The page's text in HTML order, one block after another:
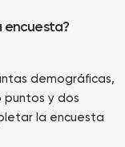
encuesta?
demográficas,
puntos y dos
la encuesta